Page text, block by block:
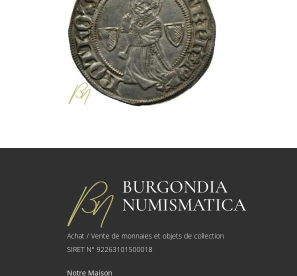
BURGONDIA
NUMISMATICA
Achat / Vente de monnaies et objets de collection
SIRET N° 92263101500018
Notre Maison